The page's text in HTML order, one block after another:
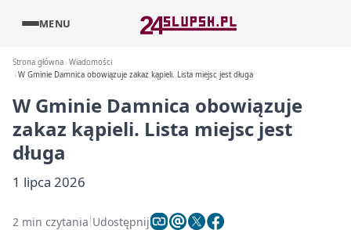
MENU
Strona główna Wiadomości
W Gminie Damnica obowiązuje zakaz kąpieli. Lista miejsc jest długa
W Gminie Damnica obowiązuje
zakaz kąpieli. Lista miejsc jest
długa
1 lipca 2026
2 min czytania Udostępnij